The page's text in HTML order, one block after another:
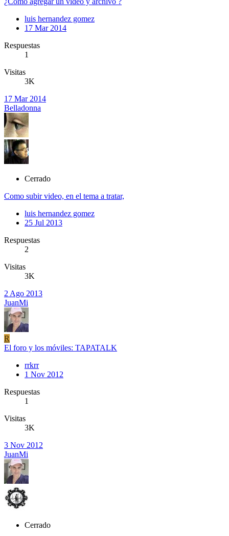
luis hernandez gomez
17 Mar 2014
Respuestas
1
Visitas
3K
17 Mar 2014
Belladonna
Cerrado
Como subir video, en el tema a tratar,
luis hernandez gomez
25 Jul 2013
Respuestas
2
Visitas
3K
2 Ago 2013
JuanMi
R
El foro y los móviles: TAPATALK
rrkrr
1 Nov 2012
Respuestas
1
Visitas
3K
3 Nov 2012
JuanMi
Cerrado